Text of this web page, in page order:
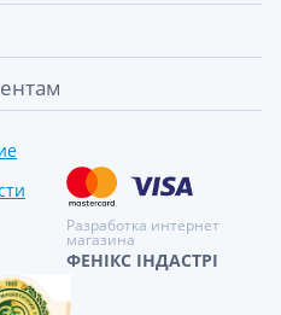
Разработка интернет
магазина
ФЕНІКС ІНДАСТРІ